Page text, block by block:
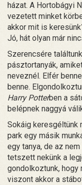
házat. A Hortobágyi
vezetett minket
akkor mit is
Jó, hát olyan már
Szerencsére
pásztortanyák,
neveznél. Elfér
benne.
Harry Potterben a
belépnek naggyá
Sokáig keresgéltünk
park egy másik
egy tanya, de az
tetszett nekünk a
gondolkoztunk, hogy
viszont akkor a